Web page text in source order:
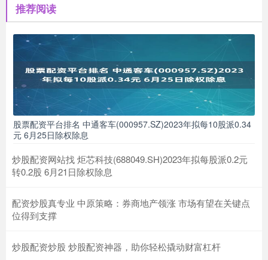
推荐阅读
股票配资平台排名 中通客车(000957.SZ)2023年拟每10股派0.34
元 6月25日除权除息
炒股配资网站找 炬芯科技(688049.SH)2023年拟每股派0.2元
转0.2股 6月21日除权除息
配资炒股真专业 中原策略：券商地产领涨 市场有望在关键点
位得到支撑
炒股配资炒股 炒股配资神器，助你轻松撬动财富杠杆